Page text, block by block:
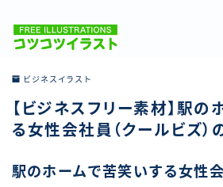
ホーム
ビジネスイラスト
【ビジネスフリー素材】駅の
る女性会社員（クールビズ）
駅のホームで苦笑いする女性